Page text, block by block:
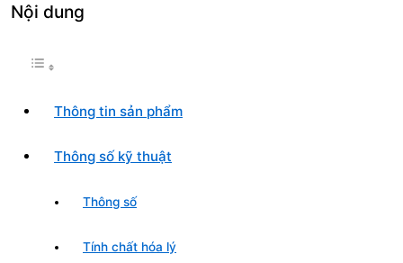
Nội dung
Thông tin sản phẩm
Thông số kỹ thuật
Thông số
Tính chất hóa lý